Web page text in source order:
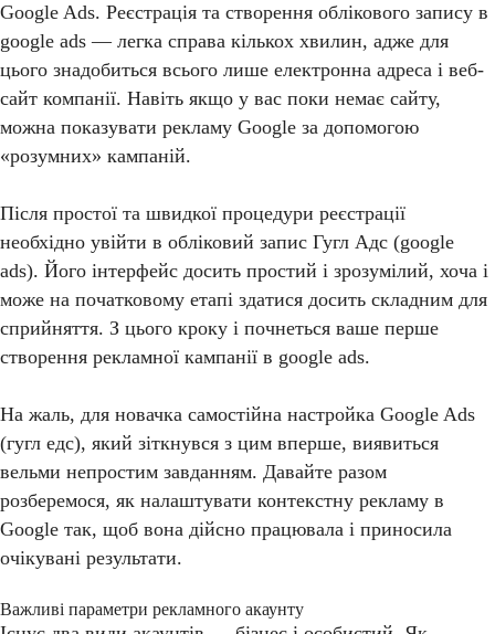
Google Ads. Реєстрація та створення облікового запису в
google ads — легка справа кількох хвилин, адже для
цього знадобиться всього лише електронна адреса і веб-
сайт компанії. Навіть якщо у вас поки немає сайту,
можна показувати рекламу Google за допомогою
«розумних» кампаній.
Після простої та швидкої процедури реєстрації
необхідно увійти в обліковий запис Гугл Адс (google
ads). Його інтерфейс досить простий і зрозумілий, хоча і
може на початковому етапі здатися досить складним для
сприйняття. З цього кроку і почнеться ваше перше
створення рекламної кампанії в google ads.
На жаль, для новачка самостійна настройка Google Ads
(гугл едс), який зіткнувся з цим вперше, виявиться
вельми непростим завданням. Давайте разом
розберемося, як налаштувати контекстну рекламу в
Google так, щоб вона дійсно працювала і приносила
очікувані результати.
Важливі параметри рекламного акаунту